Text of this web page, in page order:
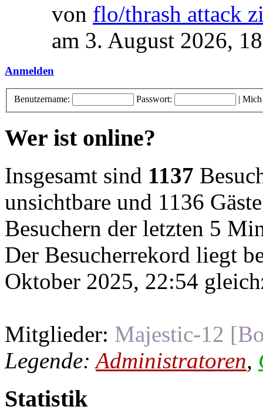
von flo/thrash attack
am 3. August 2026,
Anmelden
Benutzername: Passwort: | Mich
Wer ist online?
Insgesamt sind 1137
unsichtbare und 1136
Besuchern der letzten 5
Der Besucherrekord liegt
Oktober 2025, 22:54
Mitglieder: Majestic-12
Legende:Administratoren,
Statistik